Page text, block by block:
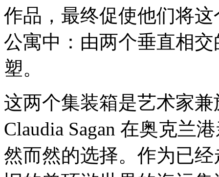
作品，最终促使他们将
公寓中：由两个垂直相交
塑。
这两个集装箱是艺术家兼
Claudia Sagan 在奥克兰
然而然的选择。作为已